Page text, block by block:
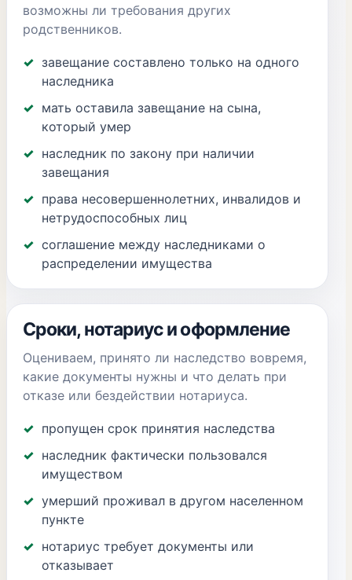
возможны ли требования других
родственников.
завещание составлено только на одного
наследника
мать оставила завещание на сына,
который умер
наследник по закону при наличии
завещания
права несовершеннолетних, инвалидов и
нетрудоспособных лиц
соглашение между наследниками о
распределении имущества
Сроки, нотариус и оформление
Оцениваем, принято ли наследство вовремя,
какие документы нужны и что делать при
отказе или бездействии нотариуса.
пропущен срок принятия наследства
наследник фактически пользовался
имуществом
умерший проживал в другом населенном
пункте
нотариус требует документы или
отказывает